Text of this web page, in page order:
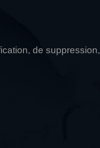
de suppression,